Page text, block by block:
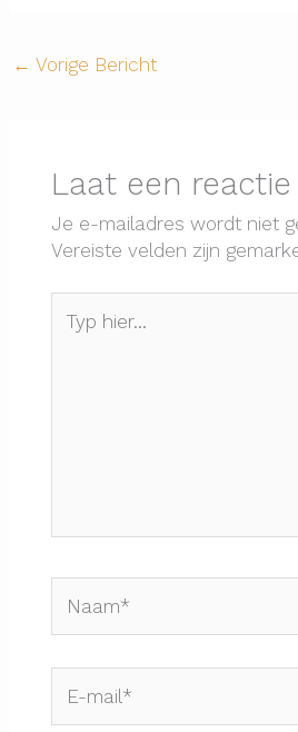
← Vorige Bericht
Laat een
Je e-mailadres wordt niet
Vereiste velden zijn
hier...
mail*